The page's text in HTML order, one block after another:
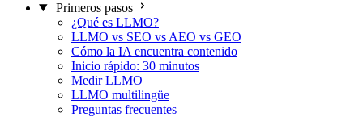
Primeros pasos
¿Qué es LLMO?
LLMO vs SEO vs AEO vs GEO
Cómo la IA encuentra contenido
Inicio rápido: 30 minutos
Medir LLMO
LLMO multilingüe
Preguntas frecuentes